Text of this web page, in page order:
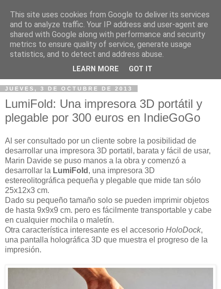
JUEVES, 3 DE OCTUBRE DE 2013
LumiFold: Una impresora 3D portátil y
plegable por 300 euros en IndieGoGo
Al ser consultado por un cliente sobre la posibilidad de
desarrollar una impresora 3D portatil, barata y fácil de usar,
Marin Davide se puso manos a la obra y comenzó a
desarrollar la LumiFold , una impresora 3D
estereolitográfica pequeña y plegable que mide tan sólo
25x12x3 cm.
Dado su pequeño tamaño solo se pueden imprimir objetos
de hasta 9x9x9 cm. pero es fácilmente transportable y cabe
en cualquier mochila o maletín.
Otra característica interesante es el accesorio HoloDock,
una pantalla holográfica 3D que muestra el progreso de la
impresión.
This site uses cookies from Google to deliver its services
and to analyze traffic. Your IP address and user-agent are
shared with Google along with performance and security
metrics to ensure quality of service, generate usage
statistics, and to detect and address abuse.
LEARN MORE GOT IT